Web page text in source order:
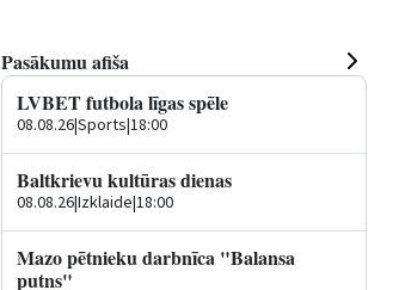
Pasākumu afiša
LVBET futbola līgas spēle
08.08.26|Sports|18:00
Baltkrievu kultūras dienas
08.08.26|Izklaide|18:00
Mazo pētnieku darbnīca "Balansa
putns"